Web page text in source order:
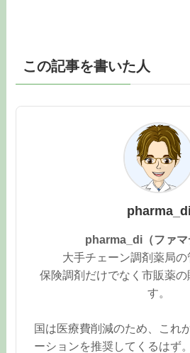
この記事を書いた人
pharma_di
pharma_di（ファマ
大手チェーン調剤薬局の
保険調剤だけでなく市販薬の
す。
国は医療費削減のため、これ
ーションを推奨してくるはず